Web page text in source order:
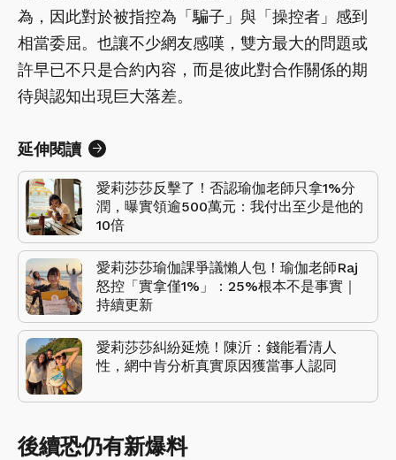
為，因此對於被指控為「騙子」與「操控者」感到
相當委屈。也讓不少網友感嘆，雙方最大的問題或
許早已不只是合約內容，而是彼此對合作關係的期
待與認知出現巨大落差。
延伸閱讀
愛莉莎莎反擊了！否認瑜伽老師只拿1%分
潤，曝實領逾500萬元：我付出至少是他的
10倍
愛莉莎莎瑜伽課爭議懶人包！瑜伽老師Raj
怒控「實拿僅1%」：25%根本不是事實｜
持續更新
愛莉莎莎糾紛延燒！陳沂：錢能看清人
性，網中肯分析真實原因獲當事人認同
後續恐仍有新爆料